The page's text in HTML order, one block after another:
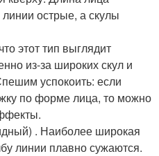
острые, а скулы
этот тип выглядит
из-за широких скул и
успокоить: если
по форме лица, то можно
. Наиболее широкая
линии плавно сужаются.